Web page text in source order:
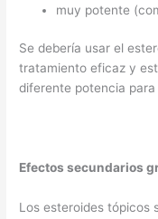
muy potente
Se debería usar el
tratamiento eficaz y
diferente potencia
Efectos secundarios
Los esteroides tópicos